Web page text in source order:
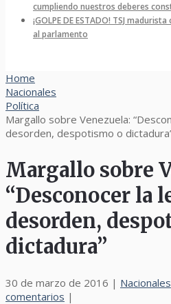
cumpliendo nuestros deberes
¡GOLPE DE ESTADO! TSJ
al parlamento
Home
Nacionales
Política
Margallo sobre Venezuela:
desorden, despotismo o
Margallo sobre
“Desconocer la
desorden,
dictadura”
30 de marzo de 2016 | Nacionales
comentarios |